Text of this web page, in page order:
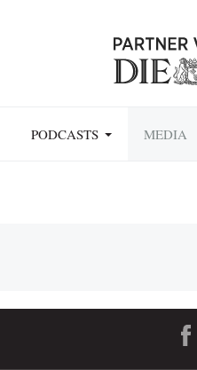
PODCASTS MEDIA